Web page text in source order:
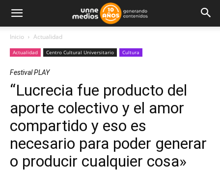
Inicio Actualidad
Actualidad Centro Cultural Universitario Cultura
Festival PLAY
“Lucrecia fue producto del
aporte colectivo y el amor
compartido y eso es
necesario para poder generar
o producir cualquier cosa»